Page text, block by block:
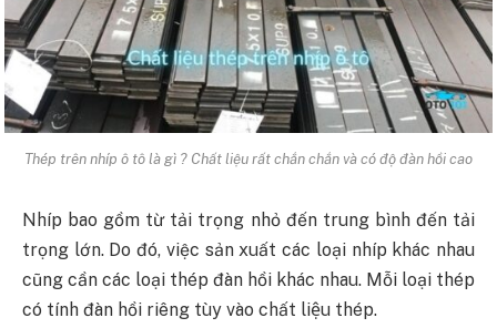
Thép trên nhíp ô tô là gì ? Chất liệu rất chắn chắn và có độ đàn hồi cao
Nhíp bao gồm từ tải trọng nhỏ đến trung bình đến tải
trọng lớn. Do đó, việc sản xuất các loại nhíp khác nhau
cũng cần các loại thép đàn hồi khác nhau. Mỗi loại thép
có tính đàn hồi riêng tùy vào chất liệu thép.